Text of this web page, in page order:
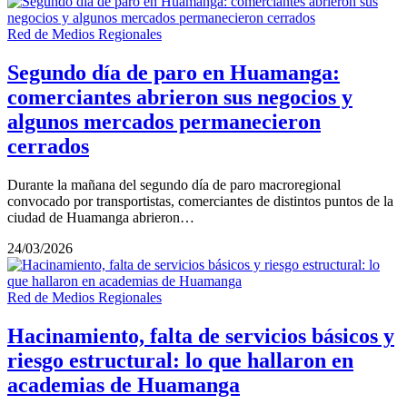
Red de Medios Regionales
Segundo día de paro en Huamanga:
comerciantes abrieron sus negocios y
algunos mercados permanecieron
cerrados
Durante la mañana del segundo día de paro macroregional
convocado por transportistas, comerciantes de distintos puntos de la
ciudad de Huamanga abrieron…
24/03/2026
Red de Medios Regionales
Hacinamiento, falta de servicios básicos y
riesgo estructural: lo que hallaron en
academias de Huamanga